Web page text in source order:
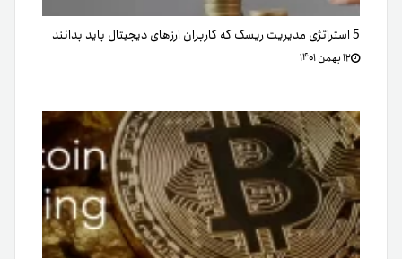
5 استراتژی مدیریت ریسک که کاربران ارزهای دیجیتال باید بدانند
۱۲ بهمن ۱۴۰۱